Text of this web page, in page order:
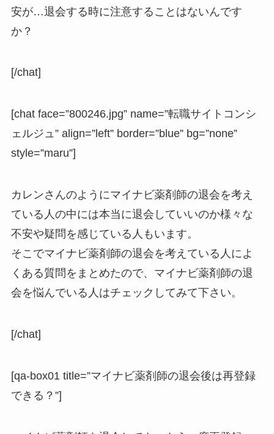
安が…退会する時に注意することはないんです
か？
[/chat]
[chat face=”800246.jpg” name=”転職サイトコンシ
ェルジュ” align=”left” border=”blue” bg=”none”
style=”maru”]
カレンさんのようにマイナビ薬剤師の退会を考え
ている人の中には本当に退会していいのか様々な
不安や疑問を感じている人もいます。
そこでマイナビ薬剤師の退会を考えている人によ
くある質問をまとめたので、マイナビ薬剤師の退
会を悩んでいる人はチェックしてみて下さい。
[/chat]
[qa-box01 title=”マイナビ薬剤師の退会後は再登録
できる？”]